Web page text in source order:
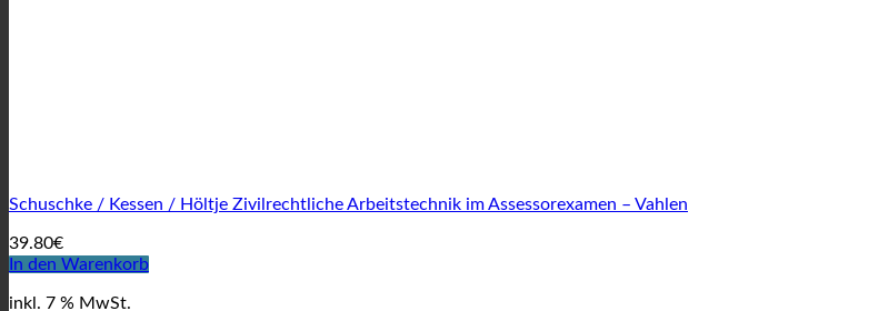
Schuschke / Kessen / Höltje Zivilrechtliche Arbeitstechnik im Assessorexamen – Vahlen
39.80€
In den Warenkorb
inkl. 7 % MwSt.